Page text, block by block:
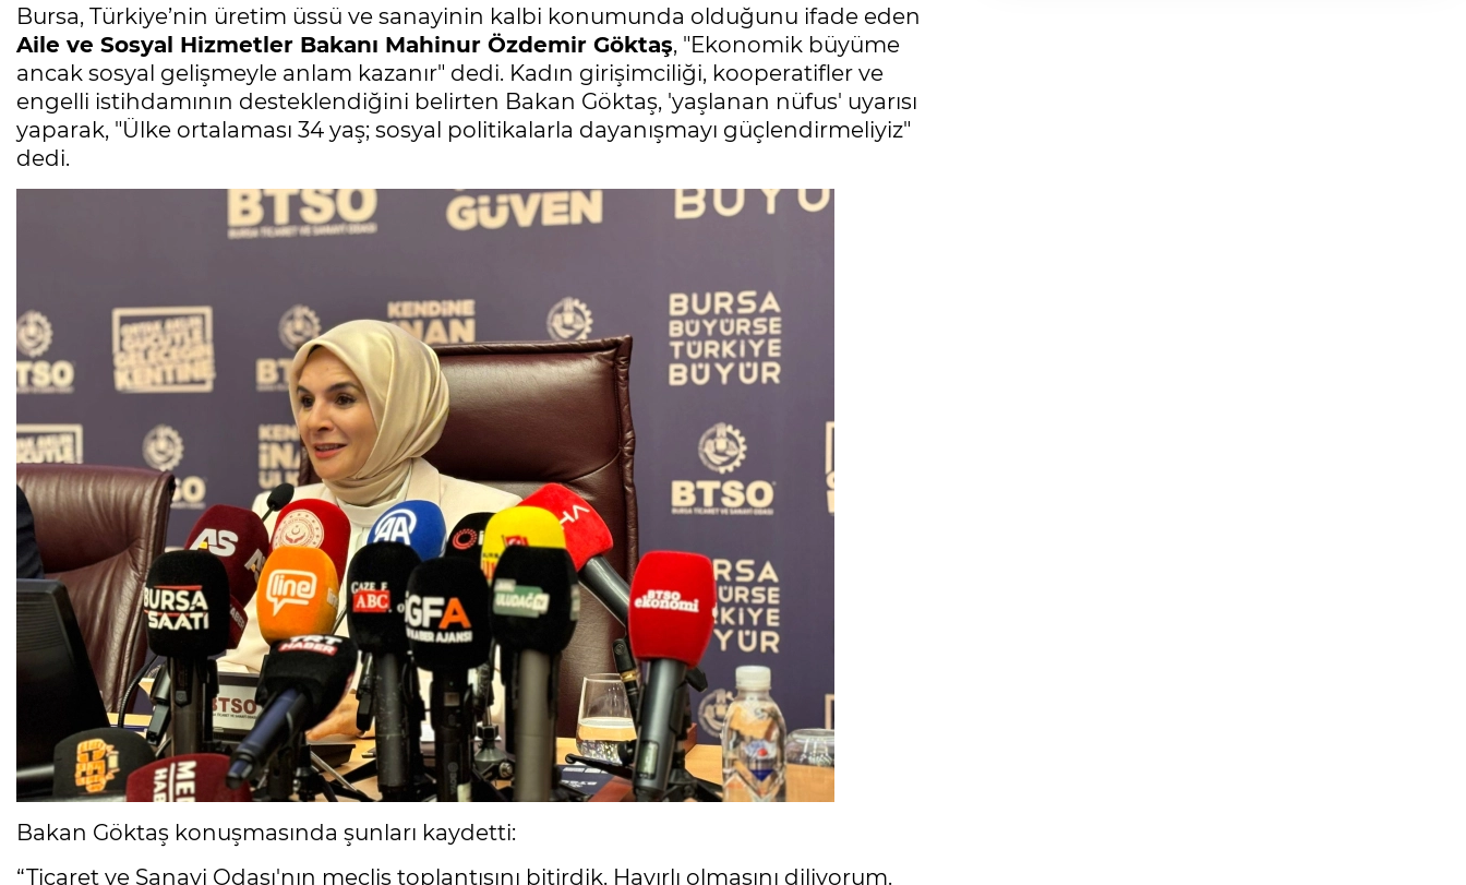
Bursa, Türkiye’nin üretim üssü ve sanayinin kalbi konumunda olduğunu ifade eden
Aile ve Sosyal Hizmetler Bakanı Mahinur Özdemir Göktaş, "Ekonomik büyüme
ancak sosyal gelişmeyle anlam kazanır" dedi. Kadın girişimciliği, kooperatifler ve
engelli istihdamının desteklendiğini belirten Bakan Göktaş, 'yaşlanan nüfus' uyarısı
yaparak, "Ülke ortalaması 34 yaş; sosyal politikalarla dayanışmayı güçlendirmeliyiz"
dedi.
Bakan Göktaş konuşmasında şunları kaydetti:
“Ticaret ve Sanayi Odası'nın meclis toplantısını bitirdik. Hayırlı olmasını diliyorum.